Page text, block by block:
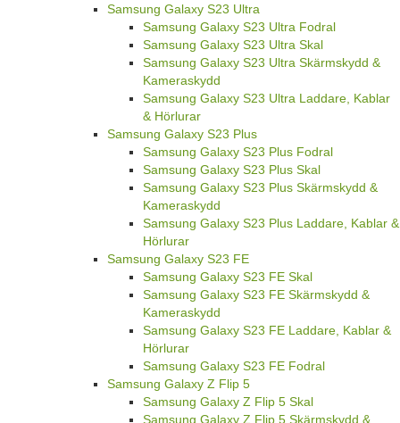
Samsung Galaxy S23 Ultra
Samsung Galaxy S23 Ultra Fodral
Samsung Galaxy S23 Ultra Skal
Samsung Galaxy S23 Ultra Skärmskydd &
Kameraskydd
Samsung Galaxy S23 Ultra Laddare, Kablar
& Hörlurar
Samsung Galaxy S23 Plus
Samsung Galaxy S23 Plus Fodral
Samsung Galaxy S23 Plus Skal
Samsung Galaxy S23 Plus Skärmskydd &
Kameraskydd
Samsung Galaxy S23 Plus Laddare, Kablar &
Hörlurar
Samsung Galaxy S23 FE
Samsung Galaxy S23 FE Skal
Samsung Galaxy S23 FE Skärmskydd &
Kameraskydd
Samsung Galaxy S23 FE Laddare, Kablar &
Hörlurar
Samsung Galaxy S23 FE Fodral
Samsung Galaxy Z Flip 5
Samsung Galaxy Z Flip 5 Skal
Samsung Galaxy Z Flip 5 Skärmskydd &